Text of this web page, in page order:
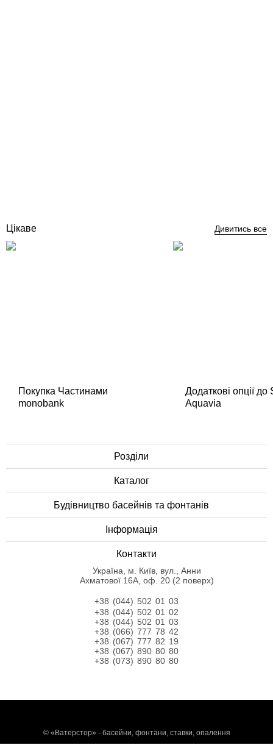
Цікаве Дивитись все
Покупка Частинами
monobank
Додаткові опції
Aquavia
Розділи
Каталог
Будівництво басейнів та фонтанів
Інформація
Контакти
Українa, м. Київ, вул., Анни
Ахматової 16А, оф. 20 (2 поверх)
+38 (044) 502 01 03
+38 (044) 502 01 02
+38 (044) 502 01 03
+38 (066) 777 78 42
+38 (067) 777 82 19
+38 (067) 890 80 80
+38 (073) 890 80 80
© «Ватерстор» - басейни, фонтани, ставки, опалення